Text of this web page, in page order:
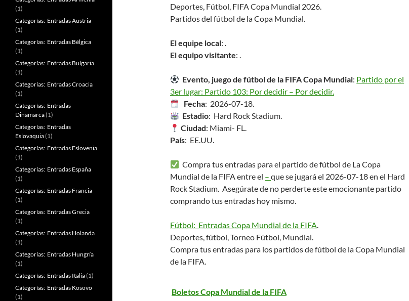
Deportes, Fútbol, FIFA Copa Mundial 2026.
Partidos del fútbol de la Copa Mundial.
El equipe local: .
El equipo visitante: .
Evento, juego de fútbol de la FIFA Copa Mundial: Partido por el
3er lugar: Partido 103: Por decidir – Por decidir.
Fecha: 2026-07-18.
Estadio: Hard Rock Stadium.
Ciudad: Miami- FL.
País: EE.UU.
Compra tus entradas para el partido de fútbol de La Copa
Mundial de la FIFA entre el – que se jugará el 2026-07-18 en el Hard
Rock Stadium. Asegúrate de no perderte este emocionante partido
comprando tus entradas hoy mismo.
Fútbol: Entradas Copa Mundial de la FIFA.
Deportes, fútbol, Torneo Fútbol, Mundial.
Compra tus entradas para los partidos de fútbol de la Copa Mundial
de la FIFA.
Boletos Copa Mundial de la FIFA
(1)
Categorías: Entradas Austria
(1)
Categorías: Entradas Bélgica
(1)
Categorías: Entradas Bulgaria
(1)
Categorías: Entradas Croacia
(1)
Categorías: Entradas
Dinamarca(1)
Categorías: Entradas
Eslovaquia(1)
Categorías: Entradas Eslovenia
(1)
Categorías: Entradas España
(1)
Categorías: Entradas Francia
(1)
Categorías: Entradas Grecia
(1)
Categorías: Entradas Holanda
(1)
Categorías: Entradas Hungría
(1)
Categorías: Entradas Italia(1)
Categorías: Entradas Kosovo
(1)